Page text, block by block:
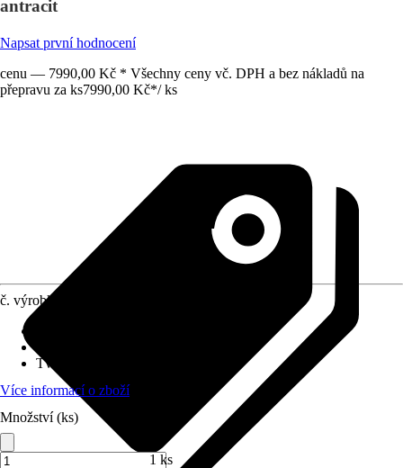
antracit
Napsat první hodnocení
cenu — 7990,00 Kč * Všechny ceny vč. DPH a bez nákladů na
přepravu za ks7990,00 Kč*/ ks
č. výrobku
Tvar
Více informací o zboží
Množství (ks)
1 ks